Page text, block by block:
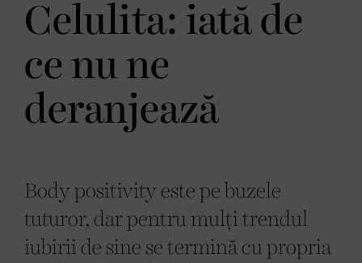
Celulita: iată de
ce nu ne
deranjează
Body positivity este pe buzele
tuturor, dar pentru mulți trendul
iubirii de sine se termină cu propria